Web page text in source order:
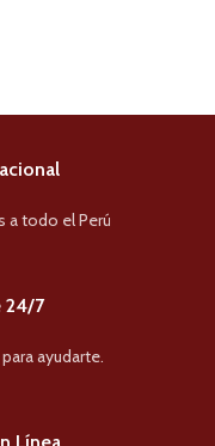
a todo el Perú
24/7
ayudarte.
Línea